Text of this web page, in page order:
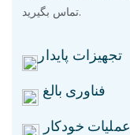
تماس بگیرید.
تجهیزات پایدار
فناوری بالغ
عملیات خودکار